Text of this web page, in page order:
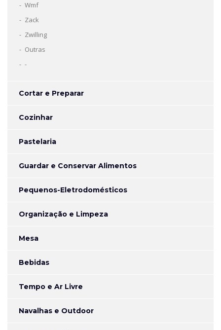
Wmf
Zack
Zwilling
Outras
-
Cortar e Preparar
Cozinhar
Pastelaria
Guardar e Conservar Alimentos
Pequenos-Eletrodomésticos
Organização e Limpeza
Mesa
Bebidas
Tempo e Ar Livre
Navalhas e Outdoor